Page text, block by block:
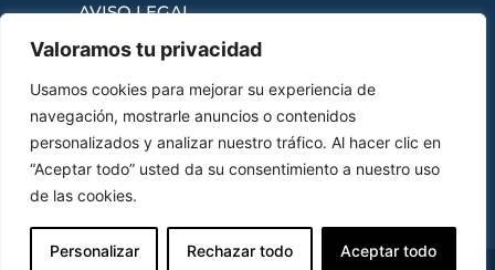
Valoramos tu privacidad
Usamos cookies para mejorar su experiencia de
navegación, mostrarle anuncios o contenidos
personalizados y analizar nuestro tráfico. Al hacer clic en
“Aceptar todo” usted da su consentimiento a nuestro uso
de las cookies.
Personalizar Rechazar todo Aceptar todo
AVISO LEGAL
CONTRATACIÓN
ENVÍOS Y DEVOLUCIONES